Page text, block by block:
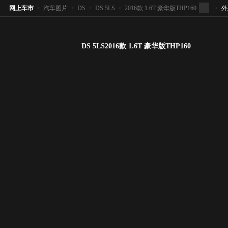
网上车市 > 汽车图片 > DS > DS 5LS > 2016款 1.6T 豪华版THP160 >
DS 5LS2016款 1.6T 豪华版THP160